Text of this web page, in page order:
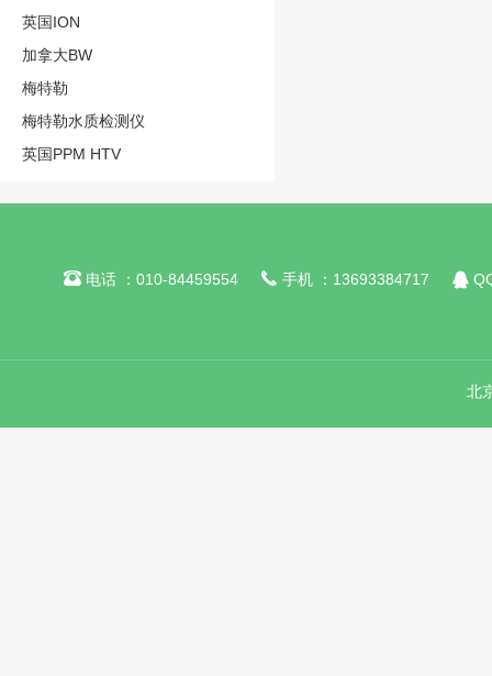
英国ION
加拿大BW
梅特勒
梅特勒水质检测仪
英国PPM HTV
电话 ：010-84459554  手机 ：13693384717 
北